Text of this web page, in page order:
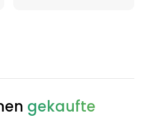
&
Baby &
Familie
Sanitätshaus
gekaufte